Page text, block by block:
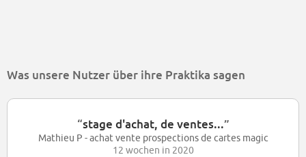
Was unsere Nutzer über ihre Praktika sagen
“stage d'achat, de ventes...”
Mathieu P - achat vente prospections de cartes magic
12 wochen in 2020